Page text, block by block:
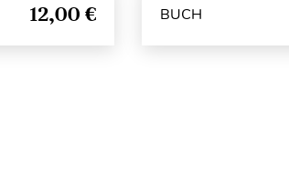
12,00 € BUCH